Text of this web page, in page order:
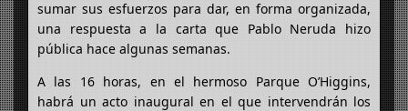
sumar sus esfuerzos para dar, en forma organizada,
una respuesta a la carta que Pablo Neruda hizo
pública hace algunas semanas.
A las 16 horas, en el hermoso Parque O’Higgins,
habrá un acto inaugural en el que intervendrán los